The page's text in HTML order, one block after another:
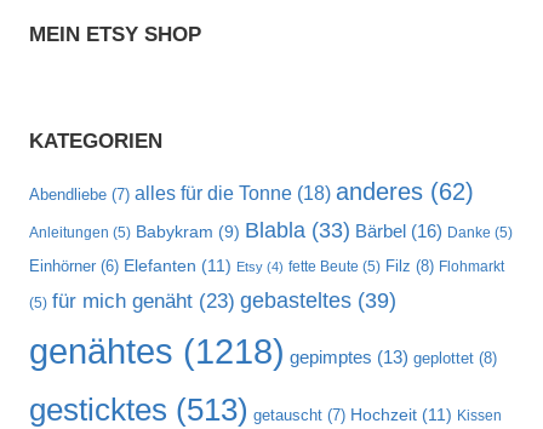
MEIN ETSY SHOP
KATEGORIEN
Abendliebe (7) alles für die Tonne (18) anderes (62)
Anleitungen (5) Babykram (9) Blabla (33) Bärbel (16) Danke (5)
Einhörner (6) Elefanten (11) Etsy (4) fette Beute (5) Filz (8) Flohmarkt
(5) für mich genäht (23) gebasteltes (39)
genähtes (1218) gepimptes (13) geplottet (8)
gesticktes (513) getauscht (7) Hochzeit (11) Kissen